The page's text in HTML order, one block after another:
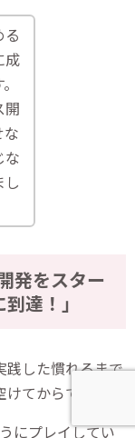
る
成
開
な
発をスター
達！」
践した慣れるまで
てからでした。
にプレイしてい